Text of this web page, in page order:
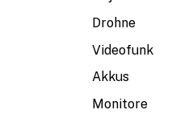
Drohne
Videofunk
Akkus
Monitore